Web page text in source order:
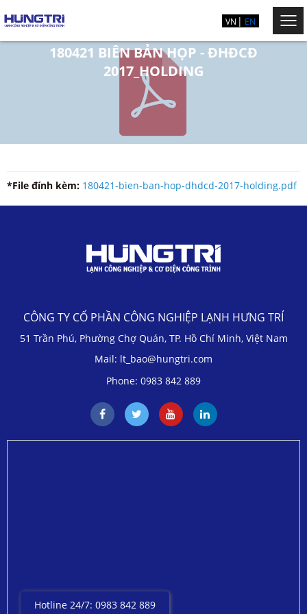
VN EN
180421 BIÊN BẢN HỌP - ĐHĐCĐ
2017_HOLDING
*File đính kèm: 180421-bien-ban-hop-dhdcd-2017-holding.pdf
Hotline 24/7: 0983 842 889
CÔNG TY CỔ PHẦN CÔNG NGHIỆP LẠNH HƯNG TRÍ
51 Trần Phú, Phường Chợ Quán, TP. Hồ Chí Minh, Việt Nam
Mail: lt_bao@hungtri.com
Phone: 0983 842 889